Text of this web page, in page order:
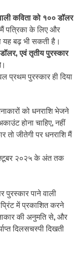
कविता को १०० डॉलर
पत्रिका के लिए और
यह बढ़ भी सकती है।
एवं तृतीय पुरस्कार
।
प्रथम पुरस्कार ही दिया
को धनराशि भेजने
होना चाहिए, नहीं
तो जीतेगी पर धनराशि मैं
२०२५ के अंत तक
पुरस्कार पाने वाली
में प्रकाशित करने
की अनुमति से, और
दिलसचस्पी दिखती